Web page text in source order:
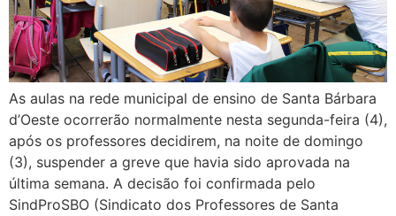
As aulas na rede municipal de ensino de Santa Bárbara
d’Oeste ocorrerão normalmente nesta segunda-feira (4),
após os professores decidirem, na noite de domingo
(3), suspender a greve que havia sido aprovada na
última semana. A decisão foi confirmada pelo
SindProSBO (Sindicato dos Professores de Santa